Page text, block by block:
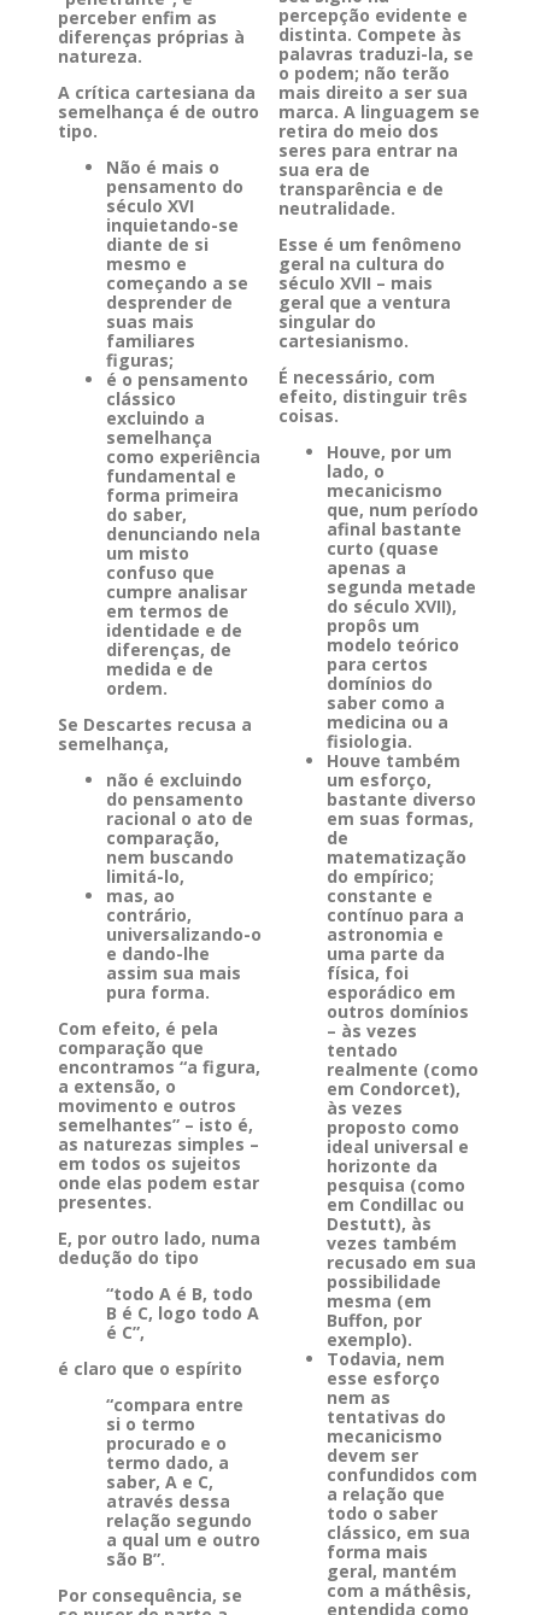
perceber enfim as
diferenças próprias à
natureza.
A crítica cartesiana da
semelhança é de outro
tipo.
Não é mais o
pensamento do
século XVI
inquietando-se
diante de si
mesmo e
começando a se
desprender de
suas mais
familiares
figuras;
é o pensamento
clássico
excluindo a
semelhança
como experiência
fundamental e
forma primeira
do saber,
denunciando nela
um misto
confuso que
cumpre analisar
em termos de
identidade e de
diferenças, de
medida e de
ordem.
Se Descartes recusa a
semelhança,
não é excluindo
do pensamento
racional o ato de
comparação,
nem buscando
limitá-lo,
mas, ao
contrário,
universalizando-o
e dando-lhe
assim sua mais
pura forma.
Com efeito, é pela
comparação que
encontramos “a figura,
a extensão, o
movimento e outros
semelhantes” – isto é,
as naturezas simples –
em todos os sujeitos
onde elas podem estar
presentes.
E, por outro lado, numa
dedução do tipo
“todo A é B, todo
B é C, logo todo A
é C”,
é claro que o espírito
“compara entre
si o termo
procurado e o
termo dado, a
saber, A e C,
através dessa
relação segundo
a qual um e outro
são B”.
Por consequência, se
percepção evidente e
distinta. Compete às
palavras traduzi-la, se
o podem; não terão
mais direito a ser sua
marca. A linguagem se
retira do meio dos
seres para entrar na
sua era de
transparência e de
neutralidade.
Esse é um fenômeno
geral na cultura do
século XVII – mais
geral que a ventura
singular do
cartesianismo.
É necessário, com
efeito, distinguir três
coisas.
Houve, por um
lado, o
mecanicismo
que, num período
afinal bastante
curto (quase
apenas a
segunda metade
do século XVII),
propôs um
modelo teórico
para certos
domínios do
saber como a
medicina ou a
fisiologia.
Houve também
um esforço,
bastante diverso
em suas formas,
de
matematização
do empírico;
constante e
contínuo para a
astronomia e
uma parte da
física, foi
esporádico em
outros domínios
– às vezes
tentado
realmente (como
em Condorcet),
às vezes
proposto como
ideal universal e
horizonte da
pesquisa (como
em Condillac ou
Destutt), às
vezes também
recusado em sua
possibilidade
mesma (em
Buffon, por
exemplo).
Todavia, nem
esse esforço
nem as
tentativas do
mecanicismo
devem ser
confundidos com
a relação que
todo o saber
clássico, em sua
forma mais
geral, mantém
com a máthêsis,
entendida como